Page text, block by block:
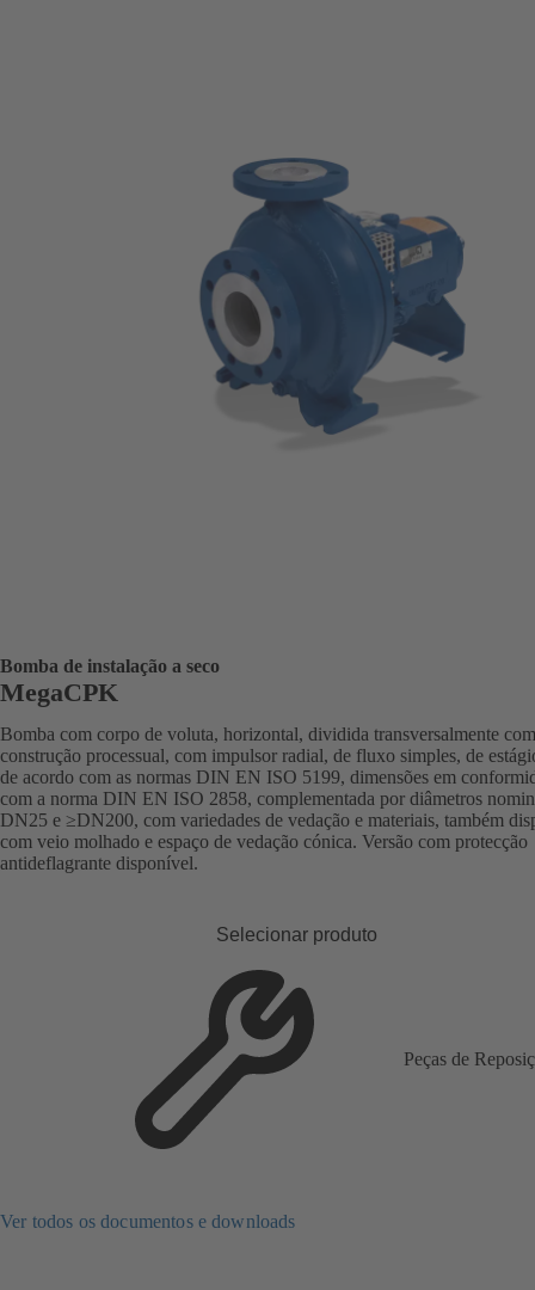
Bomba de instalação a seco
MegaCPK
Bomba com corpo de voluta, horizontal, dividida transversalmente com
construção processual, com impulsor radial, de fluxo simples, de
de acordo com as normas DIN EN ISO 5199, dimensões em
com a norma DIN EN ISO 2858, complementada por diâmetros
DN25 e ≥DN200, com variedades de vedação e materiais, também
com veio molhado e espaço de vedação cónica. Versão com protecção
antideflagrante disponível.
Selecionar produto
Peças de
Ver todos os documentos e downloads